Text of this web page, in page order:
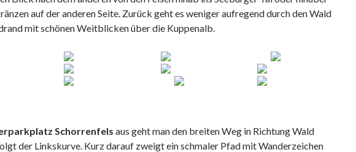
auf der anderen Seite. Zurück geht es weniger aufregend durch den Wald
mit schönen Weitblicken über die Kuppenalb.
Schorrenfels aus geht man den breiten Weg in Richtung Wald
der Linkskurve. Kurz darauf zweigt ein schmaler Pfad mit Wanderzeichen